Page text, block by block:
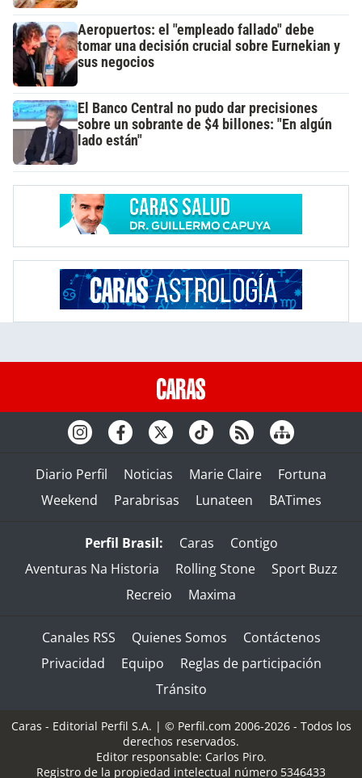
Aeropuertos: el "empleado fallado" debe
tomar una decisión crucial sobre Eurnekian y
sus negocios
El Banco Central no pudo dar precisiones
sobre un sobrante de $4 billones: "En algún
lado están"
Diario Perfil Noticias Marie Claire
Fortuna
Weekend
Parabrisas Lunateen BATimes
Perfil Brasil: Caras
Contigo
Aventuras Na Historia
Rolling Stone
Sport Buzz
Recreio
Maxima
Canales RSS Quienes Somos
Contáctenos
Privacidad
Equipo
Reglas de participación
Tránsito
Caras - Editorial Perfil S.A. | © Perfil.com 2006-2026 - Todos los
derechos reservados.
Editor responsable: Carlos Piro.
Registro de la propiedad intelectual número 5346433